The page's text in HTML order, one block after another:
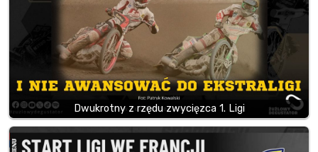
Dwukrotny z rzędu zwycięzca 1. Ligi